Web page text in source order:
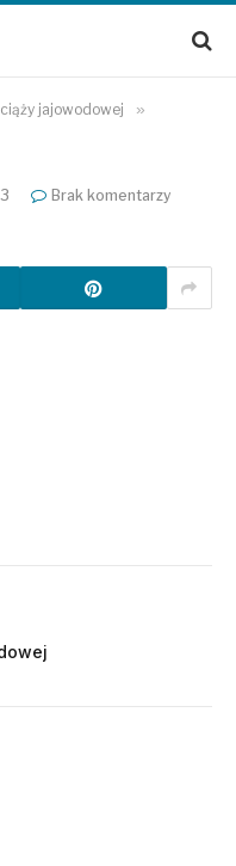
jajowodowej »
Brak komentarzy